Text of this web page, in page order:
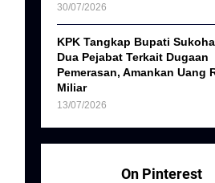
30/07/2026
KPK Tangkap Bupati
Dua Pejabat Terkait Dugaan
Pemerasan, Amankan Uang
Miliar
13/07/2026
On Pinterest